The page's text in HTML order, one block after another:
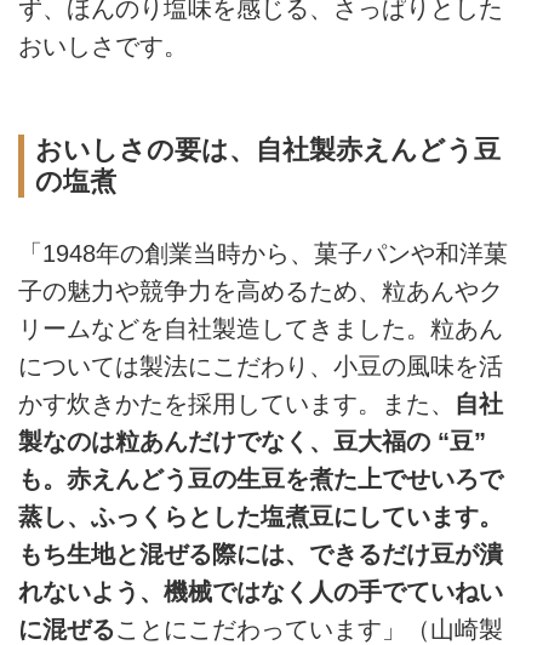
ず、ほんのり塩味を感じる、さっぱりとした
おいしさです。
おいしさの要は、自社製赤えんどう豆
の塩煮
「1948年の創業当時から、菓子パンや和洋菓
子の魅力や競争力を高めるため、粒あんやク
リームなどを自社製造してきました。粒あん
については製法にこだわり、小豆の風味を活
かす炊きかたを採用しています。また、 自社
製なのは粒あんだけでなく、豆大福の “豆”
も。赤えんどう豆の生豆を煮た上でせいろで
蒸し、ふっくらとした塩煮豆にしています。
もち生地と混ぜる際には、できるだけ豆が潰
れないよう、機械ではなく人の手でていねい
に混ぜることにこだわっています」（山崎製